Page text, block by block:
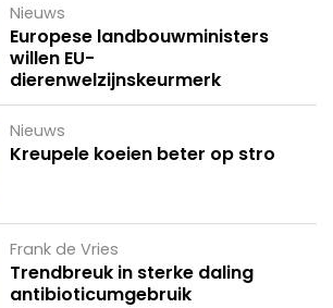
Nieuws
Europese landbouwministers
willen EU-
dierenwelzijnskeurmerk
Nieuws
Kreupele koeien beter op stro
Frank de Vries
Trendbreuk in sterke daling
antibioticumgebruik